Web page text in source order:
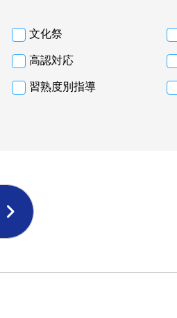
文化祭
高認対応
習熟度別指導